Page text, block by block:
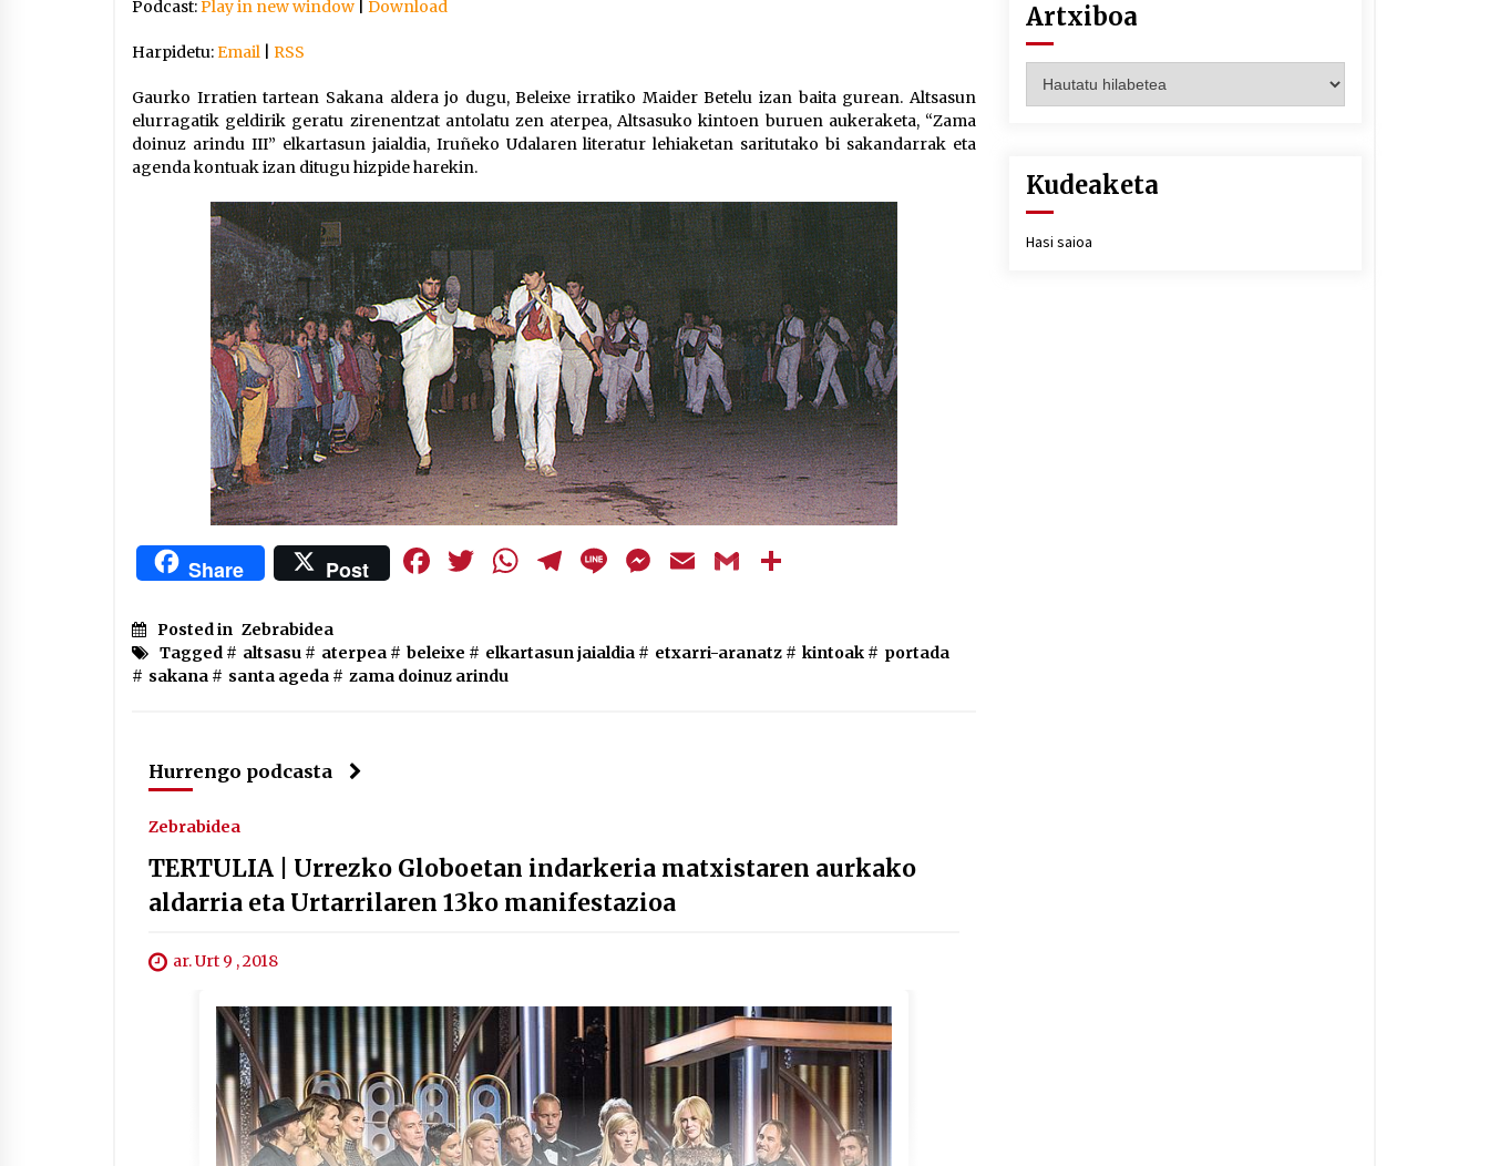
jaisteko.
Podcast:Play in new window Download
Harpidetu:Email RSS
Gaurko Irratien tartean Sakana aldera jo dugu, Beleixe irratiko Maider Betelu izan baita gurean. Altsasun
elurragatik geldirik geratu zirenentzat antolatu zen aterpea, Altsasuko kintoen buruen aukeraketa, “Zama
doinuz arindu III” elkartasun jaialdia, Iruñeko Udalaren literatur lehiaketan saritutako bi sakandarrak eta
agenda kontuak izan ditugu hizpide harekin.
Share Post Facebook
Twitter
WhatsApp
Telegram
LineMessenger
EmailGmail
Posted in Zebrabidea
Tagged # altsasu # aterpea # beleixe # elkartasun jaialdia # etxarri-aranatz # kintoak # portada
# sakana # santa ageda # zama doinuz arindu
Hurrengo podcasta
Zebrabidea
TERTULIA | Urrezko Globoetan indarkeria matxistaren aurkako
aldarria eta Urtarrilaren 13ko manifestazioa
ar. Urt 9 , 2018
Artxiboa
Kudeaketa
Hasi saioa